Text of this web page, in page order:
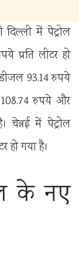
दिल्ली में पेट्रोल
प्रति लीटर हो
93.14 रुपये
108.74 रुपये और
चेन्नई में पेट्रोल
हो गया है।
के नए